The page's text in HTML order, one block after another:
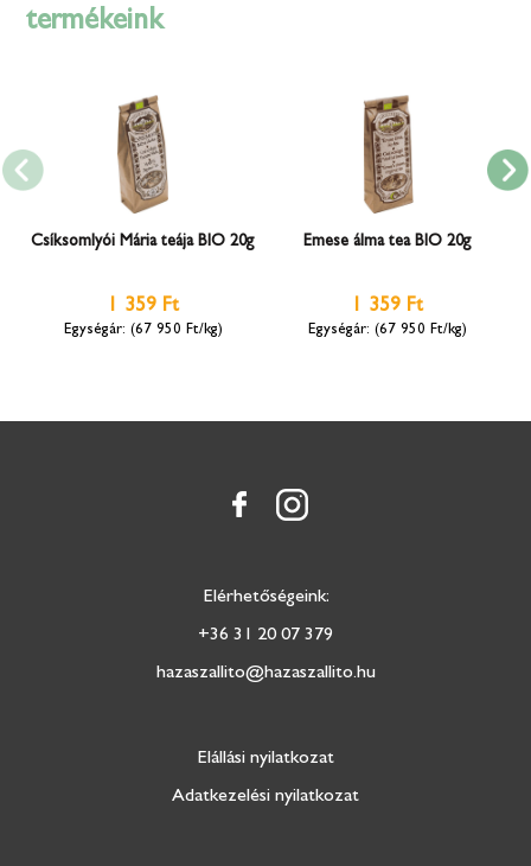
termékeink
Csíksomlyói Mária teája BIO 20g
1 359 Ft
(67 950 Ft/kg)
Emese álma tea BIO 20g
1 359 Ft
(67 950 Ft/kg)
Elérhetőségeink:
+36 31 20 07 379
hazaszallito@hazaszallito.hu
Elállási nyilatkozat
Adatkezelési nyilatkozat